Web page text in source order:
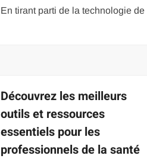
En tirant parti de la technologie de
Découvrez les meilleurs
outils et ressources
essentiels pour les
professionnels de la santé